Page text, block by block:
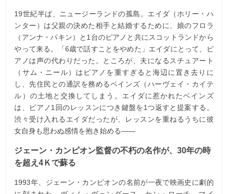
19世紀半ば、ニュージーランドの孤島。エイダ（ホリー・ハ
ンター）は父親の決めた相手と結婚するために、娘のフロラ
（アンナ・パキン）と1台のピアノと共にスコットランドから
やって来る。「6歳で話すことをやめた」エイダにとって、ピ
アノは声の代わりだった。ところが、夫になるスチュアート
（サム・ニール）はピアノを重すぎると海辺に置き去りに
し、先住民との通訳を務めるベインズ（ハーヴェイ・カイテ
ル）の土地と交換してしまう。エイダに惹かれたベインズ
は、ピアノ1回のレッスンにつき鍵盤を1つ返すと提案する。
渋々受け入れるエイダだったが、レッスンを重ねるうちに彼
女自身も思わぬ感情を抱き始める――
ジェーン・カンピオン監督の不朽の名作が、30年の時
を超え4Ｋで蘇る
1993年、ジェーン・カンピオンの名前が一夜で映画史に劇的